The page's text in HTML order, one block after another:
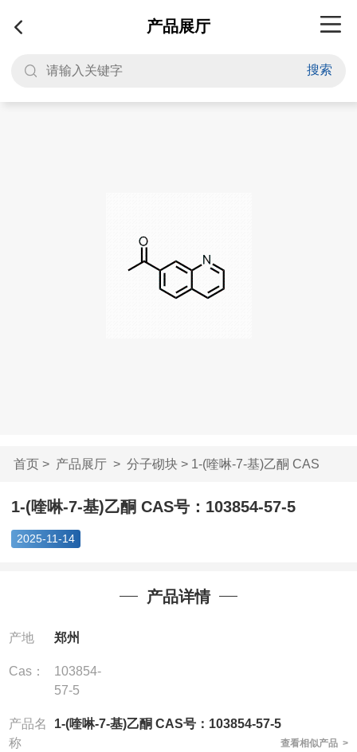
产品展厅
搜索
首页> 产品展厅> 分子砌块> 1-(喹啉-7-基)乙酮 CAS
号：1...
1-(喹啉-7-基)乙酮 CAS号：103854-57-5
2025-11-14
产品详情
产地 郑州
Cas：
103854-
57-5
产品名
称
1-(喹啉-7-基)乙酮 CAS号：103854-57-5
查看相似产品 >